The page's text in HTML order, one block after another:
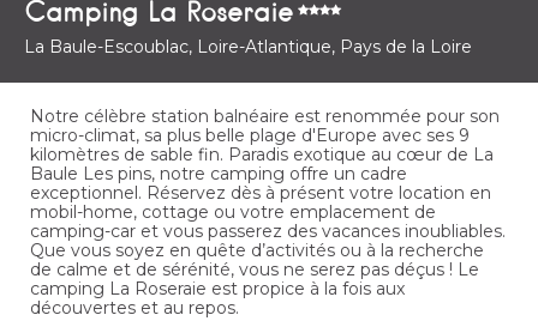
Camping La Roseraie
La Baule-Escoublac, Loire-Atlantique, Pays de la Loire
Notre célèbre station balnéaire est renommée pour son
micro-climat, sa plus belle plage d'Europe avec ses 9
kilomètres de sable fin. Paradis exotique au cœur de La
Baule Les pins, notre camping offre un cadre
exceptionnel. Réservez dès à présent votre location en
mobil-home, cottage ou votre emplacement de
camping-car et vous passerez des vacances inoubliables.
Que vous soyez en quête d’activités ou à la recherche
de calme et de sérénité, vous ne serez pas déçus ! Le
camping La Roseraie est propice à la fois aux
découvertes et au repos.